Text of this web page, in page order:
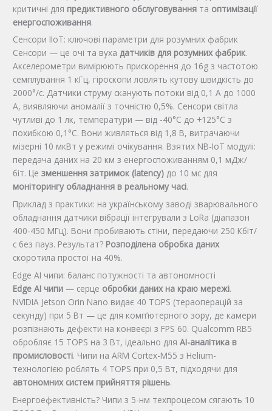
критичні для предиктивного обслуговування та оптимізації
енергоспоживання.
Сенсори IIoT: ключові параметри для розумних фабрик
Сенсори — це очі та вуха датчиків для розумних фабрик.
Акселерометри вимірюють прискорення до 16g з частотою
семплування 1 кГц, гіроскопи ловлять кутову швидкість до
2000°/с. Датчики струму сканують потоки від 0,1 А до 1000
А, виявляючи аномалії з точністю 0,5%. Сенсори світла
чутливі до 1 лк, температури — від -40°C до +125°C з
похибкою 0,1°C. Вони живляться від 1,8 В, витрачаючи
мізерні 10 мкВт у режимі очікування. Взятих NB-IoT модулі:
передача даних на 20 км з енергоспоживанням 0,1 мДж/
біт. Цезменшення затримок (latency) до 10 мс для
моніторингу обладнання в реальному часі.
Приклад з практики: на українському заводі зварювального
обладнання датчики вібрації інтегрували з LoRa (діапазон
400-450 МГц). Вони пробивають стіни, передаючи 250 Кбіт/
с без пауз. Результат? Розподілена обробка даних
скоротила простої на 40%.
Edge AI чипи: баланс потужності та автономності
Edge AI чипи — серце обробки даних на краю мережі.
NVIDIA Jetson Orin Nano видає 40 TOPS (тераоперацій за
секунду) при 5 Вт — це для комп’ютерного зору, де камери
розпізнають дефекти на конвеєрі з FPS 60. Qualcomm RB5
обробляє 15 TOPS на 3 Вт, ідеально дляAI-аналітика в
промисловості. Чипи на ARM Cortex-M55 з Helium-
технологією роблять 4 TOPS при 0,5 Вт, підходячи для
автономних систем прийняття рішень.
Енергоефективність? Чипи з 5-нм техпроцесом сягають 10